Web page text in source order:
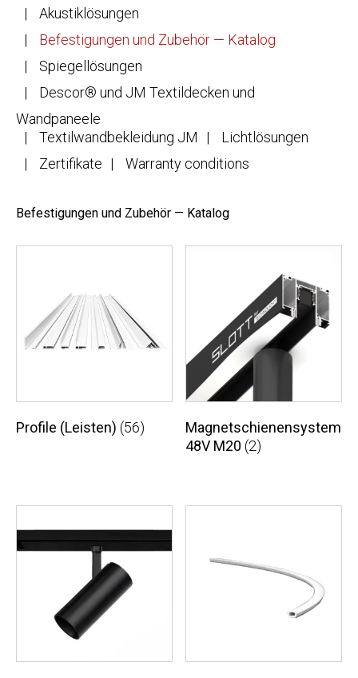
Akustiklösungen
Befestigungen und Zubehör — Katalog
Spiegellösungen
Descor® und JM Textildecken und
Wandpaneele
Textilwandbekleidung JM
Lichtlösungen
Zertifikate
Warranty conditions
Befestigungen und Zubehör — Katalog
Profile (Leisten) (56)
Magnetschienensystem
48V M20(2)